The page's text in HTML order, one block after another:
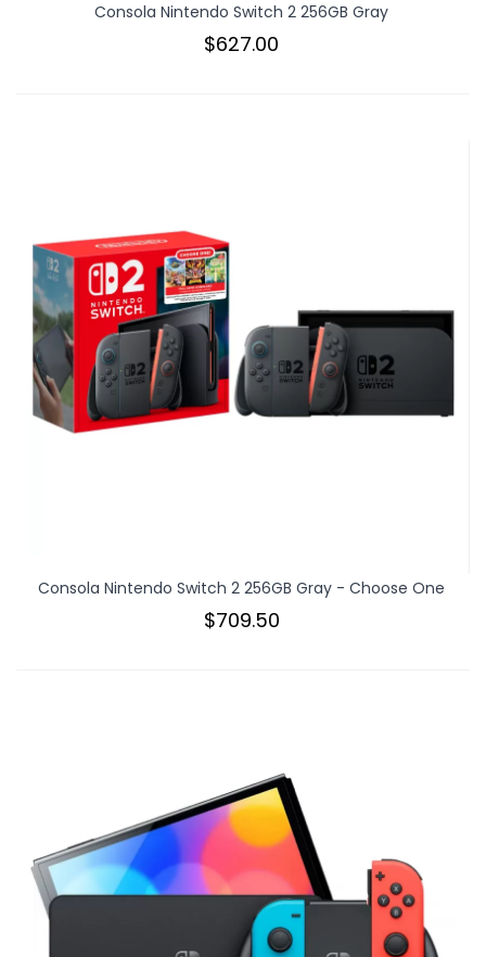
Consola Nintendo Switch 2 256GB Gray
$627.00
Consola Nintendo Switch 2 256GB Gray - Choose One
$709.50